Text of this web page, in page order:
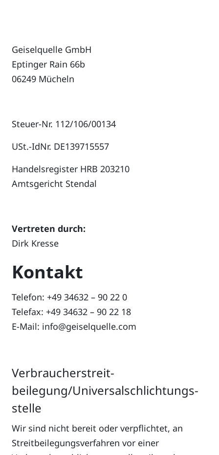
Geiselquelle GmbH
Eptinger Rain 66b
06249 Mücheln
Steuer-Nr. 112/106/00134
USt.-IdNr. DE139715557
Handelsregister HRB 203210
Amtsgericht Stendal
Vertreten durch:
Dirk Kresse
Kontakt
Telefon: +49 34632 – 90 22 0
Telefax: +49 34632 – 90 22 18
E-Mail: info@geiselquelle.com
Verbraucher­streit­
beilegung/Universal­schlichtungs­
stelle
Wir sind nicht bereit oder verpflichtet, an
Streitbeilegungsverfahren vor einer